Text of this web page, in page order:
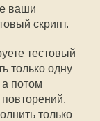
ваши
скрипт.
тестовый
только одну
а потом
повторений.
только